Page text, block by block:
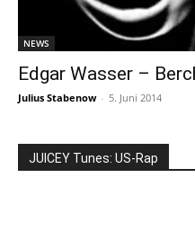
NEWS
Edgar Wasser –
Julius Stabenow - 5. Juni 2014
JUICEY Tunes: US-Rap